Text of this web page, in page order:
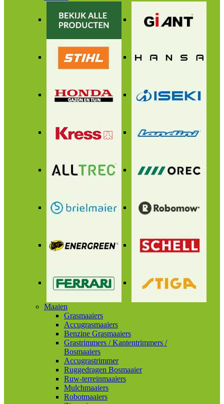
Maaien
Grasmaaiers
Accugrasmaaiers
Benzine Grasmaaiers
Grastrimmers / Kantentrimmers /
Bosmaaiers
Accugrastrimmer
Ruggedragen Bosmaaier
Ruw-terreinmaaiers
Mulchmaaiers
Robotmaaiers